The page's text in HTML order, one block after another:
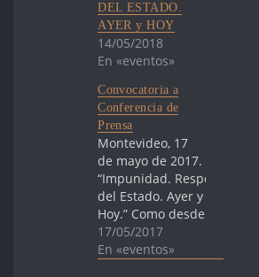
DEL ESTADO.
AYER y HOY
14/05/2018
En «eventos»
Convocatoria a
Conferencia de
Prensa
Montevideo, 17
de mayo de 2017.
“Impunidad.
del Estado. Ayer y
Hoy.” Como desde
hace 22 años, el
sábado 20 de
17/05/2017
En «eventos»